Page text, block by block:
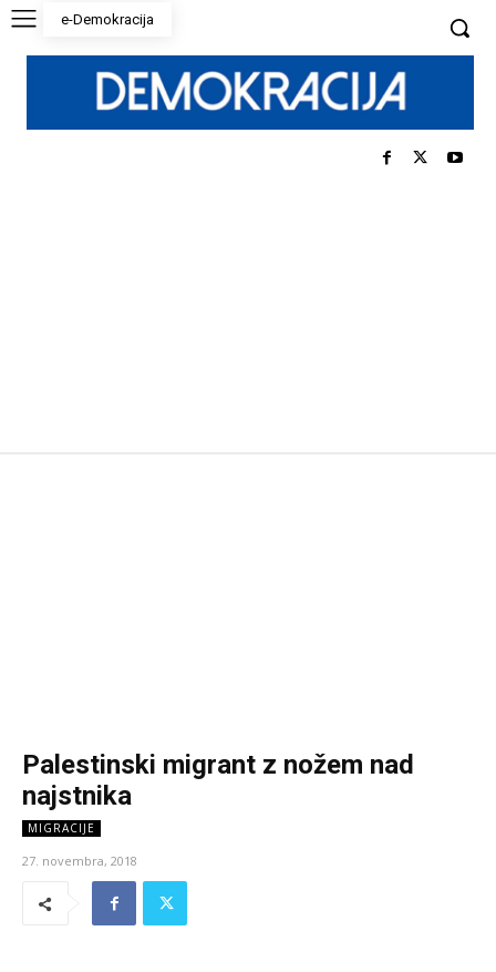
e-Demokracija
Palestinski migrant z nožem nad
najstnika
MIGRACIJE
27. novembra, 2018